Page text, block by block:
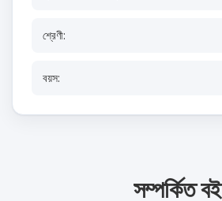
শ্রেণী:
বয়স:
সম্পর্কিত বই